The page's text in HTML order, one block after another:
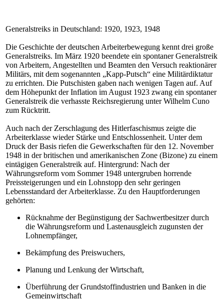
Generalstreiks in Deutschland: 1920, 1923, 1948
Die Geschichte der deutschen Arbeiterbewegung kennt drei große
Generalstreiks. Im März 1920 beendete ein spontaner Generalstreik
von Arbeitern, Angestellten und Beamten den Versuch reaktionärer
Militärs, mit dem sogenannten „Kapp-Putsch“ eine Militärdiktatur
zu errichten. Die Putschisten gaben nach wenigen Tagen auf. Auf
dem Höhepunkt der Inflation im August 1923 zwang ein spontaner
Generalstreik die verhasste Reichsregierung unter Wilhelm Cuno
zum Rücktritt.
Auch nach der Zerschlagung des Hitlerfaschismus zeigte die
Arbeiterklasse wieder Stärke und Entschlossenheit. Unter dem
Druck der Basis riefen die Gewerkschaften für den 12. November
1948 in der britischen und amerikanischen Zone (Bizone) zu einem
eintägigen Generalstreik auf. Hintergrund: Nach der
Währungsreform vom Sommer 1948 untergruben horrende
Preissteigerungen und ein Lohnstopp den sehr geringen
Lebensstandard der Arbeiterklasse. Zu den Hauptforderungen
gehörten:
Rücknahme der Begünstigung der Sachwertbesitzer durch
die Währungsreform und Lastenausgleich zugunsten der
Lohnempfänger,
Bekämpfung des Preiswuchers,
Planung und Lenkung der Wirtschaft,
Überführung der Grundstoffindustrien und Banken in die
Gemeinwirtschaft